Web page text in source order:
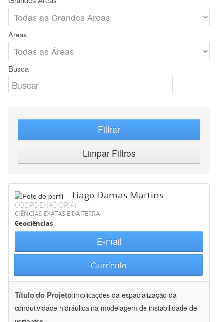
Áreas
Busca
Filtrar
Limpar Filtros
Tiago Damas Martins
COORDENADOR(A)
CIÊNCIAS EXATAS E DA TERRA
Geociências
E-mail
Currículo
Título do Projeto:implicações da espacialização da
condutividade hidráulica na modelagem de instabilidade de